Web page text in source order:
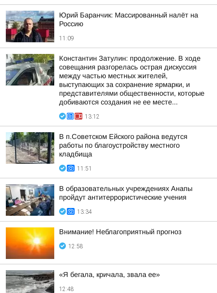
Юрий Баранчик: Массированный налёт на
Россию
11:09
Константин Затулин: продолжение. В ходе
совещания разгорелась острая дискуссия
между частью местных жителей,
выступающих за сохранение ярмарки, и
представителями общественности, которые
добиваются создания не ее месте...
13:12
В п.Советском Ейского района ведутся
работы по благоустройству местного
кладбища
11:51
В образовательных учреждениях Анапы
пройдут антитеррористические учения
13:34
Внимание! Неблагоприятный прогноз
12:58
«Я бегала, кричала, звала ее»
12:48